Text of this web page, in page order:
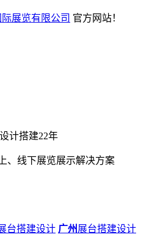
际展览有限公司 官方网站！
计搭建22年
、线下展览展示解决方案
台搭建设计 广州展台搭建设计